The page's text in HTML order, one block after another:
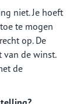
niet. Je hoeft
te mogen
op. De
de winst.
de